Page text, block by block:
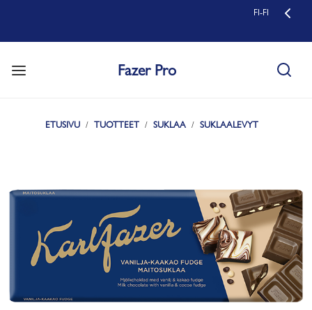
FI-FI
Fazer Pro
ETUSIVU TUOTTEET SUKLAA SUKLAALEVYT